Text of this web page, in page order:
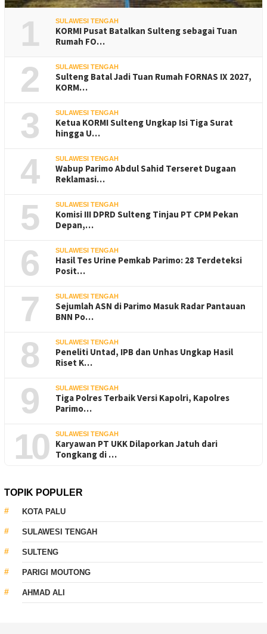
1 SULAWESI TENGAH
KORMI Pusat Batalkan Sulteng sebagai Tuan
Rumah FO…
2 SULAWESI TENGAH
Sulteng Batal Jadi Tuan Rumah FORNAS IX 2027,
KORM…
3 SULAWESI TENGAH
Ketua KORMI Sulteng Ungkap Isi Tiga Surat
hingga U…
4 SULAWESI TENGAH
Wabup Parimo Abdul Sahid Terseret Dugaan
Reklamasi…
5 SULAWESI TENGAH
Komisi III DPRD Sulteng Tinjau PT CPM Pekan
Depan,…
6 SULAWESI TENGAH
Hasil Tes Urine Pemkab Parimo: 28 Terdeteksi
Posit…
7 SULAWESI TENGAH
Sejumlah ASN di Parimo Masuk Radar Pantauan
BNN Po…
8 SULAWESI TENGAH
Peneliti Untad, IPB dan Unhas Ungkap Hasil
Riset K…
9 SULAWESI TENGAH
Tiga Polres Terbaik Versi Kapolri, Kapolres
Parimo…
10 SULAWESI TENGAH
Karyawan PT UKK Dilaporkan Jatuh dari
Tongkang di …
TOPIK POPULER
KOTA PALU
SULAWESI TENGAH
SULTENG
PARIGI MOUTONG
AHMAD ALI